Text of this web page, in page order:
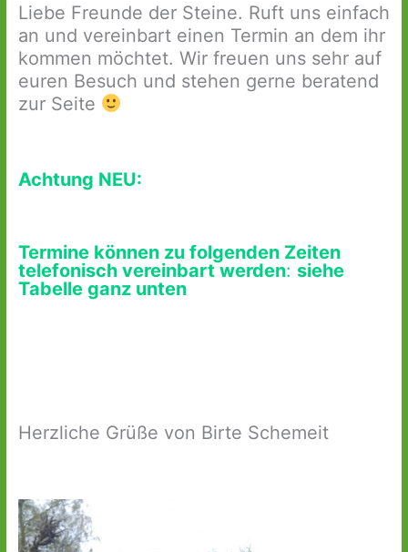
Liebe Freunde der Steine. Ruft uns einfach
an und vereinbart einen Termin an dem ihr
kommen möchtet. Wir freuen uns sehr auf
euren Besuch und stehen gerne beratend
zur Seite
Achtung NEU:
Termine können zu folgenden Zeiten
telefonisch vereinbart werden: siehe
Tabelle ganz unten
Herzliche Grüße von Birte Schemeit